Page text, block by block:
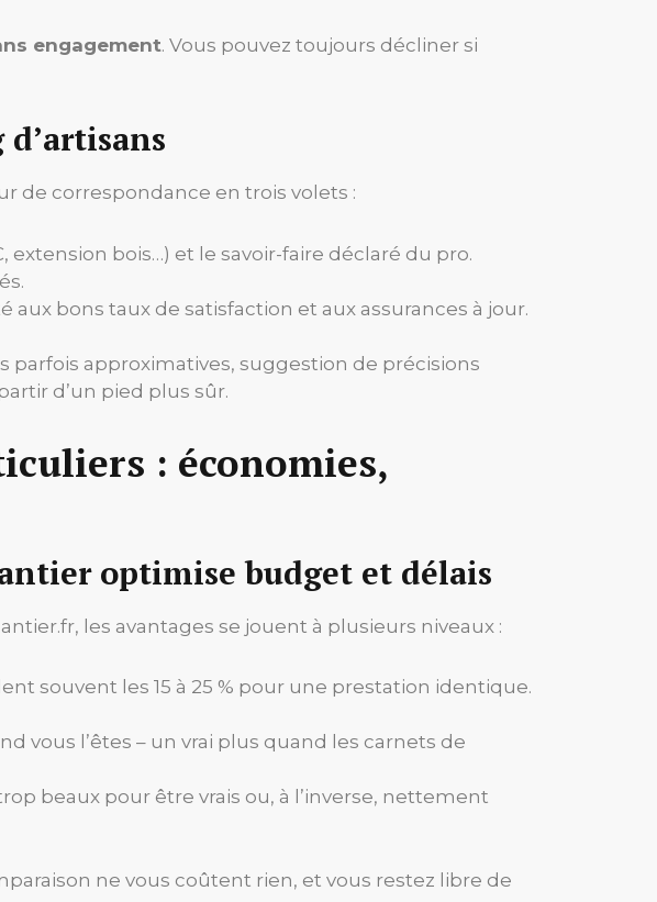
engagement. Vous pouvez toujours décliner si
de correspondance en trois volets :
bois…) et le savoir-faire déclaré du pro.
bons taux de satisfaction et aux assurances à jour.
parfois approximatives, suggestion de précisions
d’un pied plus sûr.
: économies,
optimise budget et délais
les avantages se jouent à plusieurs niveaux :
souvent les 15 à 25 % pour une prestation identique.
vous l’êtes – un vrai plus quand les carnets de
beaux pour être vrais ou, à l’inverse, nettement
ne vous coûtent rien, et vous restez libre de